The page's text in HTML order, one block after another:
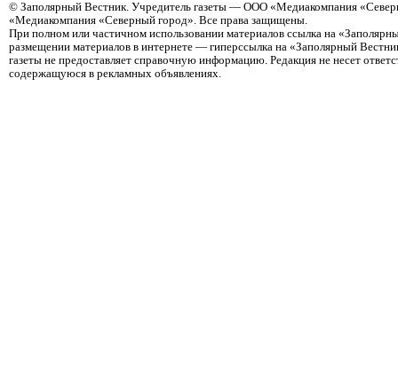
© Заполярный Вестник. Учредитель газеты — ООО «Медиакомпания
«Медиакомпания «Северный город». Все права защищены.
При полном или частичном использовании материалов ссылка на
размещении материалов в интернете — гиперссылка на «Заполярный
газеты не предоставляет справочную информацию. Редакция не несет
содержащуюся в рекламных объявлениях.